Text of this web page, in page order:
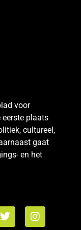
voor
eerste plaats
cultureel,
gaat
en het